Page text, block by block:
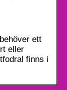
ett
eller
finns i